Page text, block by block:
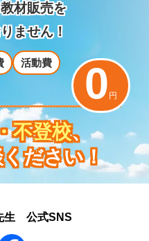
材販売を
ません！
活動費 0 円
不登校、
ださい！
生 公式SNS